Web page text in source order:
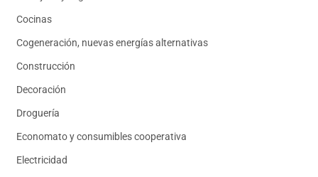
Cocinas
Cogeneración, nuevas energías alternativas
Construcción
Decoración
Droguería
Economato y consumibles cooperativa
Electricidad